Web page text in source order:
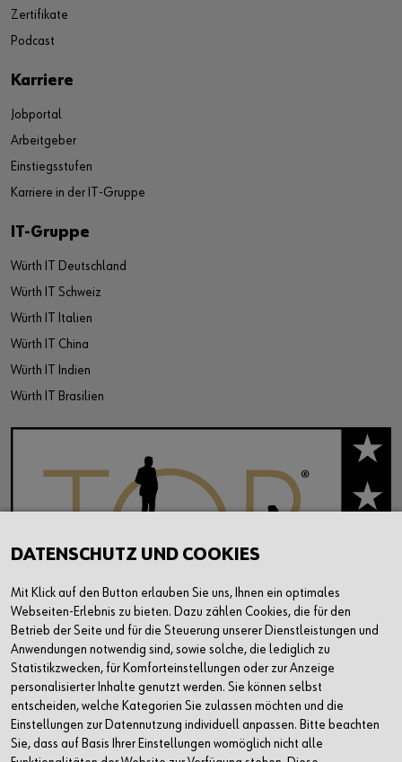
Zertifikate
Podcast
Karriere
Jobportal
Arbeitgeber
Einstiegsstufen
Karriere in der IT-Gruppe
IT-Gruppe
Würth IT Deutschland
Würth IT Schweiz
Würth IT Italien
Würth IT China
Würth IT Indien
Würth IT Brasilien
DATENSCHUTZ UND COOKIES
Mit Klick auf den Button erlauben Sie uns, Ihnen ein optimales
Webseiten-Erlebnis zu bieten. Dazu zählen Cookies, die für den
Betrieb der Seite und für die Steuerung unserer Dienstleistungen und
Anwendungen notwendig sind, sowie solche, die lediglich zu
Statistikzwecken, für Komforteinstellungen oder zur Anzeige
personalisierter Inhalte genutzt werden. Sie können selbst
entscheiden, welche Kategorien Sie zulassen möchten und die
Einstellungen zur Datennutzung individuell anpassen. Bitte beachten
Sie, dass auf Basis Ihrer Einstellungen womöglich nicht alle